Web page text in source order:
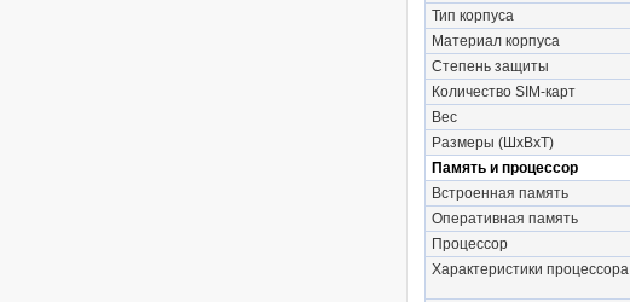
Тип корпуса
Материал корпуса
Степень защиты
Количество SIM-карт
Вес
Размеры (ШxВxТ)
Память и процессор
Встроенная память
Оперативная память
Процессор
Характеристики процессора